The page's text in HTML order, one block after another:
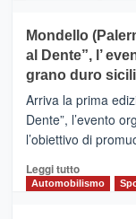
e
messaggi
di
DI
SICILIA
(Ct)
–
Il
Borgo
Gusto,
il
Mondello
al Dente”, l’
grano duro
Arriva la prima
Dente”, l’evento
l’obiettivo di
Leggi tuttoLeggi
di
Automobilismo